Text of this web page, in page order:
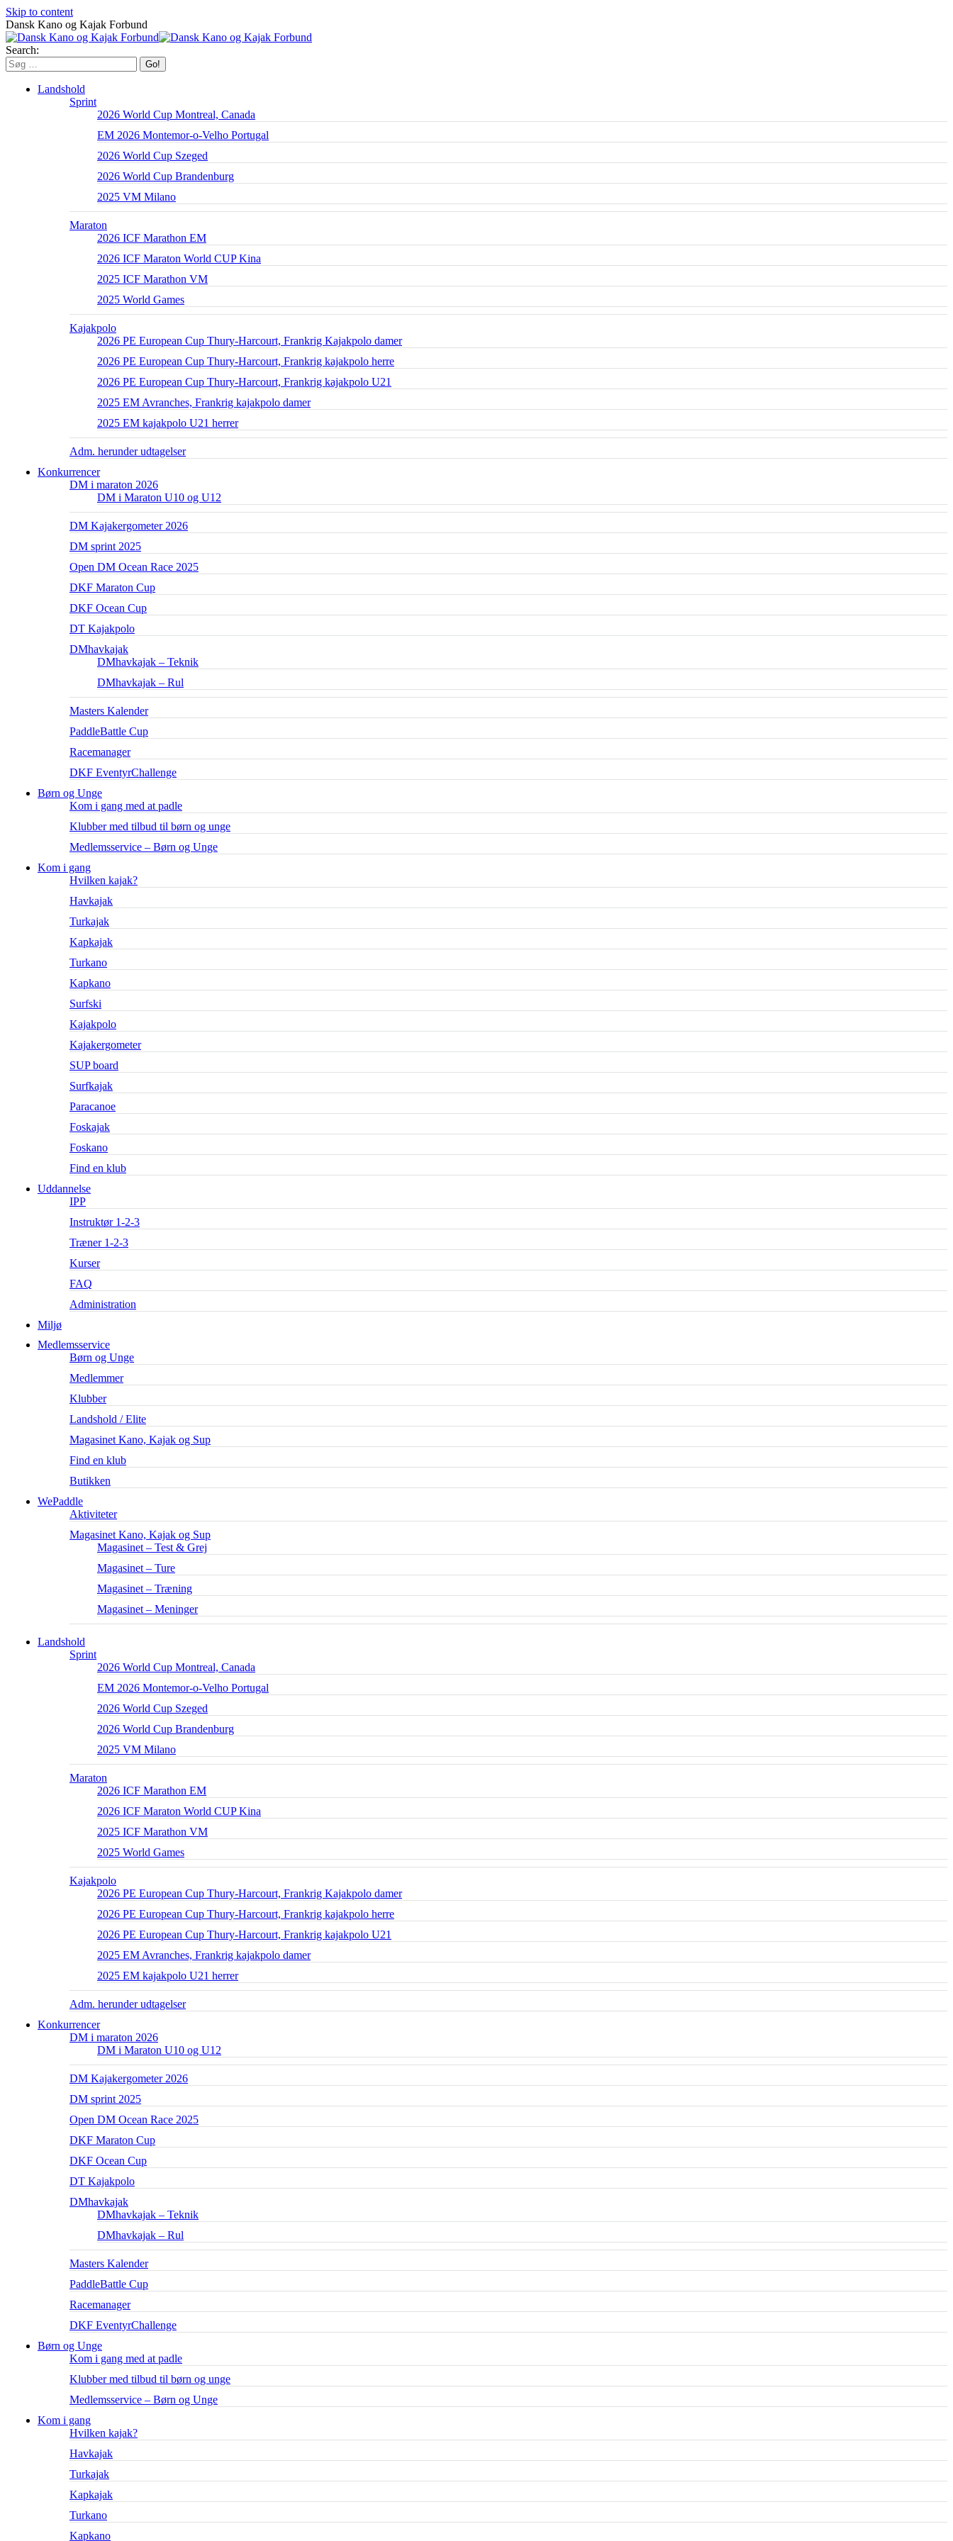
Skip to content
Dansk Kano og Kajak Forbund
Search:
Landshold
Sprint
2026 World Cup Montreal, Canada
EM 2026 Montemor-o-Velho Portugal
2026 World Cup Szeged
2026 World Cup Brandenburg
2025 VM Milano
Maraton
2026 ICF Marathon EM
2026 ICF Maraton World CUP Kina
2025 ICF Marathon VM
2025 World Games
Kajakpolo
2026 PE European Cup Thury-Harcourt, Frankrig Kajakpolo damer
2026 PE European Cup Thury-Harcourt, Frankrig kajakpolo herre
2026 PE European Cup Thury-Harcourt, Frankrig kajakpolo U21
2025 EM Avranches, Frankrig kajakpolo damer
2025 EM kajakpolo U21 herrer
Adm. herunder udtagelser
Konkurrencer
DM i maraton 2026
DM i Maraton U10 og U12
DM Kajakergometer 2026
DM sprint 2025
Open DM Ocean Race 2025
DKF Maraton Cup
DKF Ocean Cup
DT Kajakpolo
DMhavkajak
DMhavkajak – Teknik
DMhavkajak – Rul
Masters Kalender
PaddleBattle Cup
Racemanager
DKF EventyrChallenge
Børn og Unge
Kom i gang med at padle
Klubber med tilbud til børn og unge
Medlemsservice – Børn og Unge
Kom i gang
Hvilken kajak?
Havkajak
Turkajak
Kapkajak
Turkano
Kapkano
Surfski
Kajakpolo
Kajakergometer
SUP board
Surfkajak
Paracanoe
Foskajak
Foskano
Find en klub
Uddannelse
IPP
Instruktør 1-2-3
Træner 1-2-3
Kurser
FAQ
Administration
Miljø
Medlemsservice
Børn og Unge
Medlemmer
Klubber
Landshold / Elite
Magasinet Kano, Kajak og Sup
Find en klub
Butikken
WePaddle
Aktiviteter
Magasinet Kano, Kajak og Sup
Magasinet – Test & Grej
Magasinet – Ture
Magasinet – Træning
Magasinet – Meninger
Landshold
Sprint
2026 World Cup Montreal, Canada
EM 2026 Montemor-o-Velho Portugal
2026 World Cup Szeged
2026 World Cup Brandenburg
2025 VM Milano
Maraton
2026 ICF Marathon EM
2026 ICF Maraton World CUP Kina
2025 ICF Marathon VM
2025 World Games
Kajakpolo
2026 PE European Cup Thury-Harcourt, Frankrig Kajakpolo damer
2026 PE European Cup Thury-Harcourt, Frankrig kajakpolo herre
2026 PE European Cup Thury-Harcourt, Frankrig kajakpolo U21
2025 EM Avranches, Frankrig kajakpolo damer
2025 EM kajakpolo U21 herrer
Adm. herunder udtagelser
Konkurrencer
DM i maraton 2026
DM i Maraton U10 og U12
DM Kajakergometer 2026
DM sprint 2025
Open DM Ocean Race 2025
DKF Maraton Cup
DKF Ocean Cup
DT Kajakpolo
DMhavkajak
DMhavkajak – Teknik
DMhavkajak – Rul
Masters Kalender
PaddleBattle Cup
Racemanager
DKF EventyrChallenge
Børn og Unge
Kom i gang med at padle
Klubber med tilbud til børn og unge
Medlemsservice – Børn og Unge
Kom i gang
Hvilken kajak?
Havkajak
Turkajak
Kapkajak
Turkano
Kapkano